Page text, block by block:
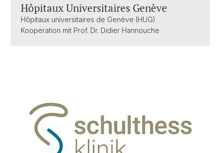
Hôpitaux Universitaires Genève
Hôpitaux universitaires de Genève (HUG)
Kooperation mit Prof. Dr. Didier Hannouche